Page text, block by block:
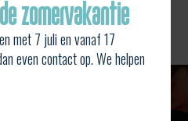
zomervakantie
met 7 juli en vanaf 17
even contact op. We helpen